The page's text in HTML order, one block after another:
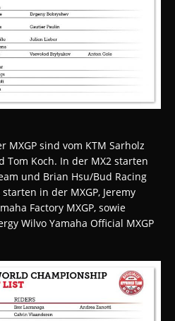
MXGP sind vom KTM Sarholz
Tom Koch. In der MX2 starten
und Brian Hsu/Bud Racing
in der MXGP, Jeremy
Factory MXGP, sowie
Wilvo Yamaha Official MXGP